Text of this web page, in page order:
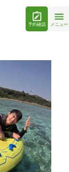
予約確認 メニュー